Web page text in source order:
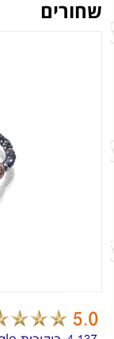
שחורים